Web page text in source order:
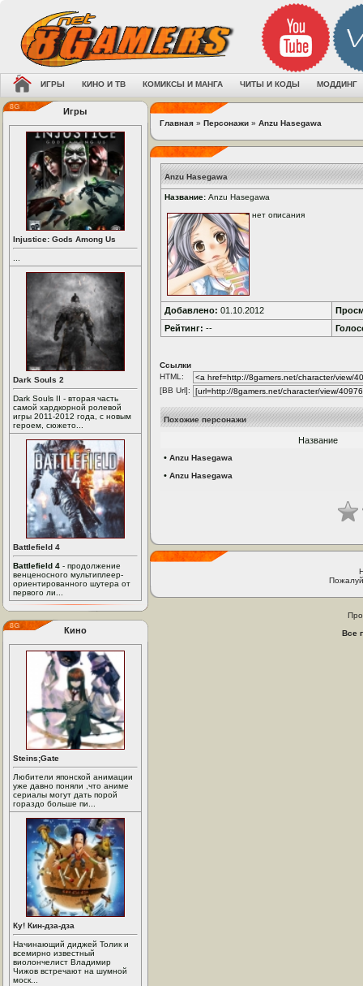
ИГРЫ КИНО И ТВ КОМИКСЫ И МАНГА ЧИТЫ И КОДЫ МОДДИНГ
Игры
Injustice: Gods Among Us
Dark Souls 2
Dark Souls II - вторая часть
самой хардкорной ролевой
игры 2011-2012 года, с новым
героем, сюжето...
Battlefield 4
Battlefield 4 - продолжение
венценосного мультиплеер-
ориентированного шутера от
первого ли...
Кино
Steins;Gate
Любители японской анимации
уже давно поняли ,что аниме
сериалы могут дать порой
гораздо больше пи...
Ку! Кин-дза-дза
Начинающий диджей Толик и
всемирно известный
виолончелист Владимир
Чижов встречают на шумной
моск...
Главная » Персонажи » Anzu Hasegawa
Anzu Hasegawa
Название: Anzu Hasegawa
нет описания
Добавлено: 01.10.2012
Рейтинг: --
Ссылки
HTML:
[BB Url]:
Похожие персонажи
Название
• Anzu Hasegawa
• Anzu Hasegawa
Все